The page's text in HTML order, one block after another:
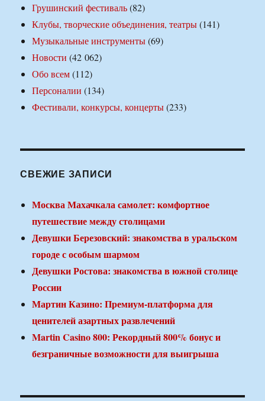
Грушинский фестиваль(82)
Клубы, творческие объединения, театры(141)
Музыкальные инструменты(69)
Новости (42 062)
Обо всем(112)
Персоналии (134)
Фестивали, конкурсы, концерты(233)
СВЕЖИЕ ЗАПИСИ
Москва Махачкала самолет: комфортное
путешествие между столицами
Девушки Березовский: знакомства в уральском
городе с особым шармом
Девушки Ростова: знакомства в южной столице
России
Мартин Казино: Премиум-платформа для
ценителей азартных развлечений
Martin Casino 800: Рекордный 800% бонус и
безграничные возможности для выигрыша